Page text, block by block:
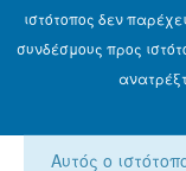
ιστότοπος δεν
συνδέσμους προς
Αυτός ο